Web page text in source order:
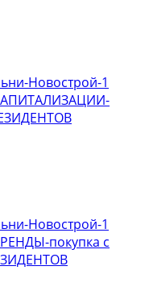
Новострой-1
Новострой-1
покупка с